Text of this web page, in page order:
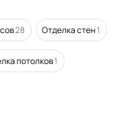
28 Отделка стен1
потолков1